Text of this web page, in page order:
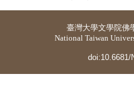
臺灣大學文學院佛
National Taiwan
doi:10.6681/